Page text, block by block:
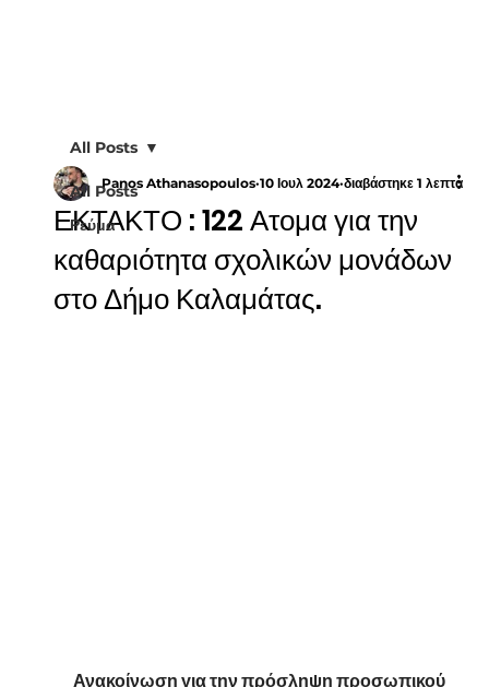
All Posts
Ρεύμα
All Posts
ΕΚΤΑΚΤΟ : 122 Ατομα για την
καθαριότητα σχολικών μονάδων
στο Δήμο Καλαμάτας.
Panos Athanasopoulos 10 Ιουλ 2024 διαβάστηκε 1 λεπτά
Ανακοίνωση για την πρόσληψη προσωπικού